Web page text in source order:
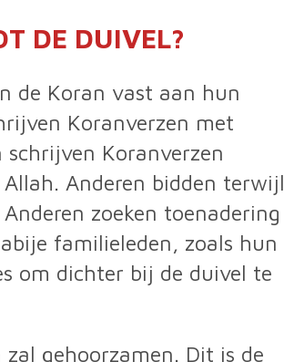
DE DUIVEL?
de Koran vast aan hun
Koranverzen met
Koranverzen
Anderen bidden terwijl
zoeken toenadering
familieleden, zoals hun
om dichter bij de duivel te
gehoorzamen. Dit is de